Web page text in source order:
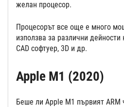
желан процесор.
Процесорът все още е много
използва за различни
CAD софтуер, 3D и др.
Apple M1 (2020)
Беше ли Apple M1 първият